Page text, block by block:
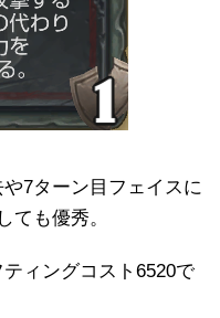
7ターン目フェイスに
ても優秀。
ィングコスト6520で